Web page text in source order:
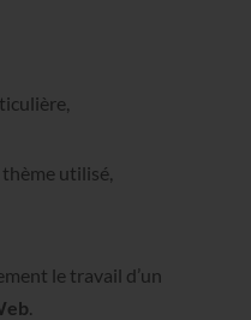
utilisé,
le travail d’un
.